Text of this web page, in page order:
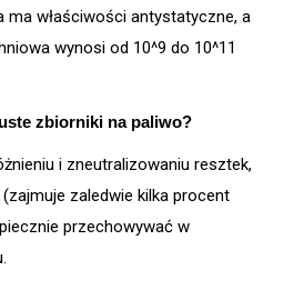
ma właściwości antystatyczne, a
wynosi od 10^9 do 10^11
zbiorniki na paliwo?
i zneutralizowaniu resztek,
zaledwie kilka procent
przechowywać w
.